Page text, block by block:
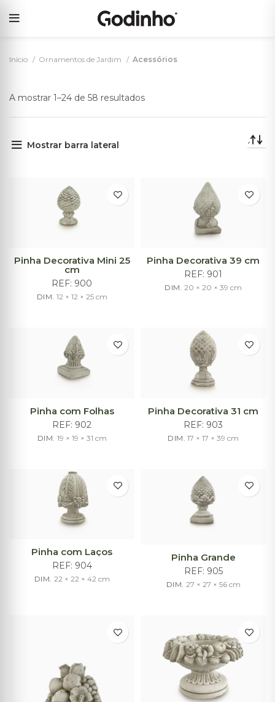
Início Ornamentos de Jardim Acessórios
A mostrar 1–24 de 58 resultados
Mostrar barra lateral
Pinha Decorativa Mini 25
cm
REF: 900
DIM. 12 × 12 × 25 cm
Pinha Decorativa 39 cm
REF: 901
DIM. 20 × 20 × 39 cm
Pinha com Folhas
REF: 902
DIM. 19 × 19 × 31 cm
Pinha Decorativa 31 cm
REF: 903
DIM. 17 × 17 × 39 cm
Pinha com Laços
REF: 904
DIM. 22 × 22 × 42 cm
Pinha Grande
REF: 905
DIM. 27 × 27 × 56 cm